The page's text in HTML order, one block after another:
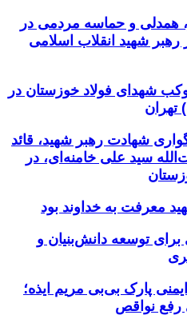
همدلی و حماسه مردمی در
شهید انقلاب اسلامی
شهدای فولاد خوزستان در
تهران
شهادت رهبر شهید، قائد
سید علی خامنه‌ای، در
معرفت به خداوند بود
توسعه دانش‌بنیان و
پارک بی‌بی مریم ایذه؛
رفع نواقص